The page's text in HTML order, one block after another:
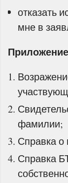
отказать
мне в
фамилии;
Справка о
Справка